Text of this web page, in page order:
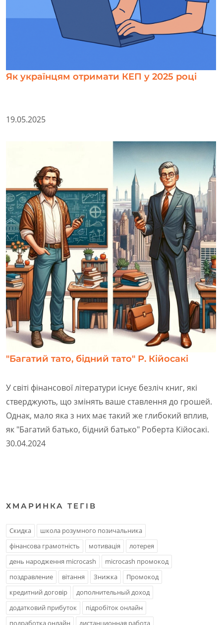
Як українцям отримати КЕП у 2025 році
19.05.2025
"Багатий тато, бідний тато" Р. Кійосакі
У світі фінансової літератури існує безліч книг, які
стверджують, що змінять ваше ставлення до грошей.
Однак, мало яка з них має такий же глибокий вплив,
як "Багатий батько, бідний батько" Роберта Кійосакі.
30.04.2024
ХМАРИНКА ТЕГIВ
Скидка
школа розумного позичальника
фінансова грамотність
мотивація
лотерея
день народження microcash
microcash промокод
поздравление
вітання Знижка
Промокод
кредитний договір
дополнительный доход
додатковий прибуток
підробіток онлайн
подработка онлайн
дистанционная работа